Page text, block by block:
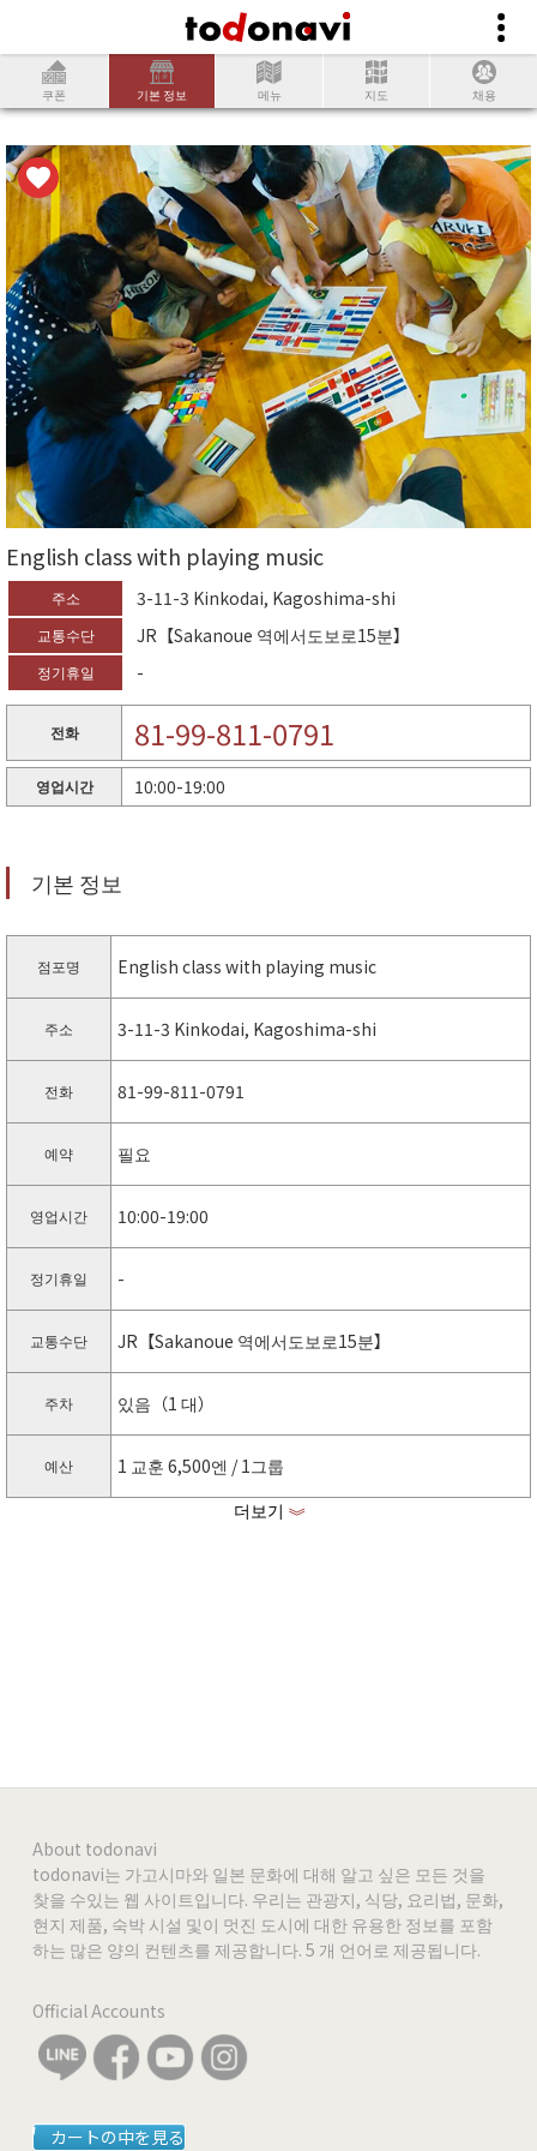
쿠폰 기본 정보 메뉴 지도 채용
English class with playing music
주소 3-11-3 Kinkodai, Kagoshima-shi
교통수단 JR【Sakanoue 역에서도보로15분】
정기휴일 -
전화 81-99-811-0791
영업시간 10:00-19:00
기본 정보
점포명 English class with playing music
주소 3-11-3 Kinkodai, Kagoshima-shi
전화 81-99-811-0791
예약 필요
영업시간 10:00-19:00
정기휴일 -
교통수단 JR【Sakanoue 역에서도보로15분】
주차 있음（1 대）
예산 1 교훈 6,500엔 / 1그룹
더보기 《
About todonavi
todonavi는 가고시마와 일본 문화에 대해 알고 싶은 모든 것을
찾을 수있는 웹 사이트입니다. 우리는 관광지, 식당, 요리법, 문화,
현지 제품, 숙박 시설 및이 멋진 도시에 대한 유용한 정보를 포함
하는 많은 양의 컨텐츠를 제공합니다. 5 개 언어로 제공됩니다.
Official Accounts
カートの中を見る